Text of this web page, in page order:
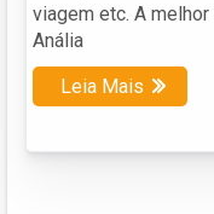
viagem etc. A
Anália
Leia Mais